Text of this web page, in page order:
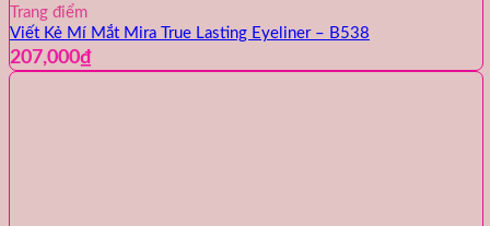
Trang điểm
Viết Kẻ Mí Mắt Mira True Lasting Eyeliner – B538
207,000₫